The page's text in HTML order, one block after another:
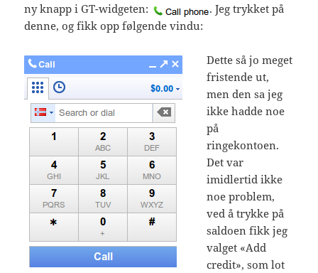
ny knapp i GT-widgeten:
. Jeg trykket på
denne, og fikk opp følgende vindu:
Dette så jo meget
fristende ut,
men den sa jeg
ikke hadde noe
på
ringekontoen.
Det var
imidlertid ikke
noe problem,
ved å trykke på
saldoen fikk jeg
valget «Add
credit», som lot